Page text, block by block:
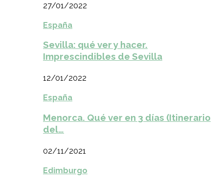
27/01/2022
España
Sevilla: qué ver y hacer.
Imprescindibles de Sevilla
12/01/2022
España
Menorca. Qué ver en 3 días (Itinerario
del…
02/11/2021
Edimburgo